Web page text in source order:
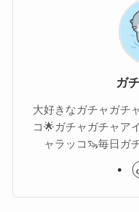
ガ
大好きなガチャガチ
コ🌟ガチャガチャア
ャラッコ🦦毎日ガ